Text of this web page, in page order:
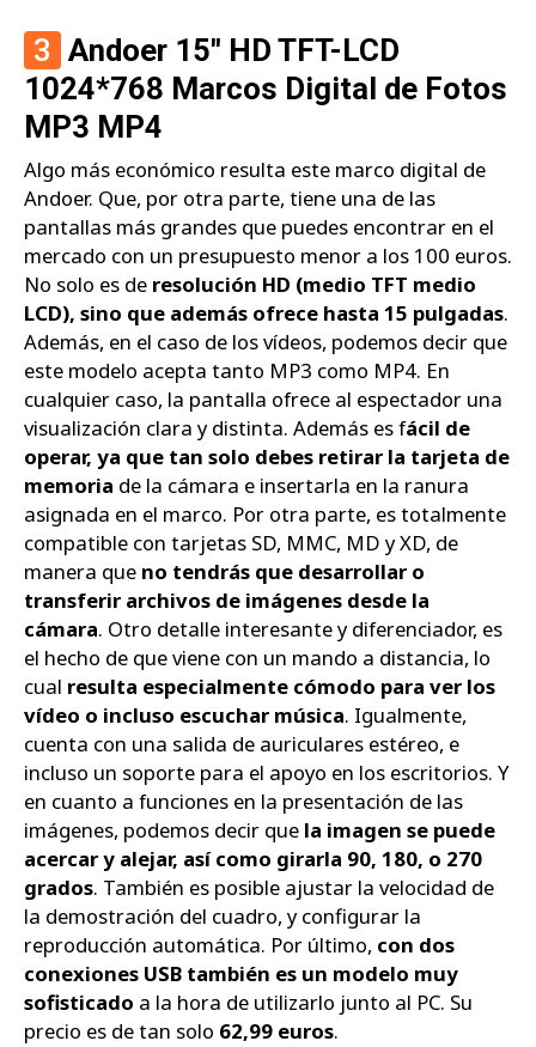
3 Andoer 15'' HD TFT-LCD
1024*768 Marcos Digital de Fotos
MP3 MP4
Algo más económico resulta este marco digital de
Andoer. Que, por otra parte, tiene una de las
pantallas más grandes que puedes encontrar en el
mercado con un presupuesto menor a los 100 euros.
No solo es de resolución HD (medio TFT medio
LCD), sino que además ofrece hasta 15 pulgadas.
Además, en el caso de los vídeos, podemos decir que
este modelo acepta tanto MP3 como MP4. En
cualquier caso, la pantalla ofrece al espectador una
visualización clara y distinta. Además es fácil de
operar, ya que tan solo debes retirar la tarjeta de
memoria de la cámara e insertarla en la ranura
asignada en el marco. Por otra parte, es totalmente
compatible con tarjetas SD, MMC, MD y XD, de
manera que no tendrás que desarrollar o
transferir archivos de imágenes desde la
cámara. Otro detalle interesante y diferenciador, es
el hecho de que viene con un mando a distancia, lo
cual resulta especialmente cómodo para ver los
vídeo o incluso escuchar música. Igualmente,
cuenta con una salida de auriculares estéreo, e
incluso un soporte para el apoyo en los escritorios. Y
en cuanto a funciones en la presentación de las
imágenes, podemos decir que la imagen se puede
acercar y alejar, así como girarla 90, 180, o 270
grados. También es posible ajustar la velocidad de
la demostración del cuadro, y configurar la
reproducción automática. Por último, con dos
conexiones USB también es un modelo muy
sofisticado a la hora de utilizarlo junto al PC. Su
precio es de tan solo 62,99 euros.